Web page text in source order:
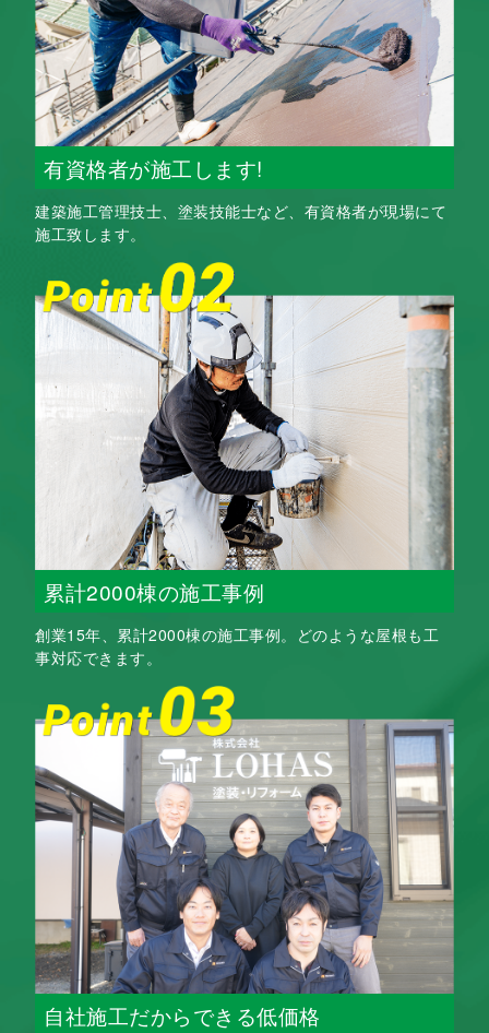
有資格者が施工します!
建築施工管理技士、塗装技能士など、有資格者が現場にて
施工致します。
累計2000棟の施工事例
創業15年、累計2000棟の施工事例。どのような屋根も工
事対応できます。
自社施工だからできる低価格